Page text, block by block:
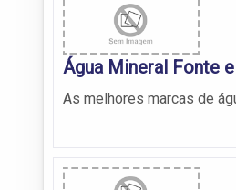
Água Mineral Fonte
As melhores marcas de